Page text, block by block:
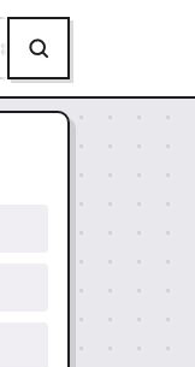
#ミニPC